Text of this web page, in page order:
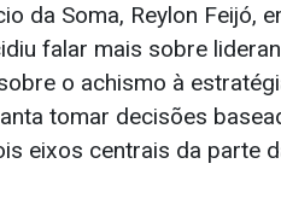
da Soma, Reylon Feijó,
falar mais sobre
o achismo à
tomar decisões
eixos centrais da parte